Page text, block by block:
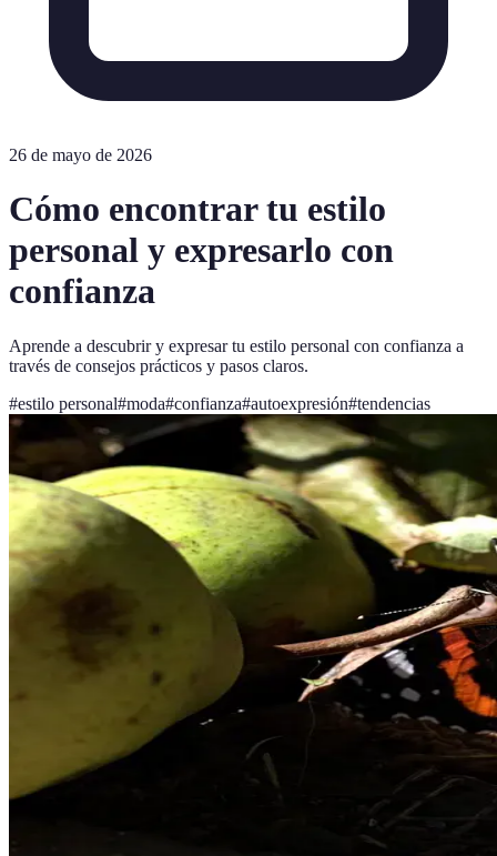
26 de mayo de 2026
Cómo encontrar tu estilo
personal y expresarlo con
confianza
Aprende a descubrir y expresar tu estilo personal con confianza a
través de consejos prácticos y pasos claros.
#estilo personal#moda#confianza#autoexpresión#tendencias